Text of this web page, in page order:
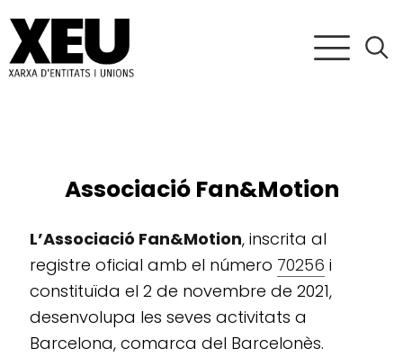
Associació Fan&Motion
L’Associació Fan&Motion, inscrita al
registre oficial amb el número 70256 i
constituïda el 2 de novembre de 2021,
desenvolupa les seves activitats a
Barcelona, comarca del Barcelonès.